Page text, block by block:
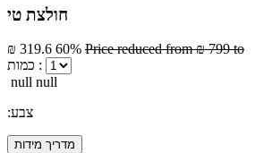
חולצת טי
₪ 319.6 60% Price reduced from₪ 799 to
כמות :
null null
:צבע
מדריך מידות